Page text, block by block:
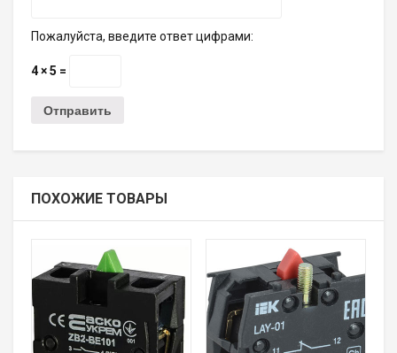
Пожалуйста, введите ответ цифрами:
4 × 5 =
ПОХОЖИЕ ТОВАРЫ